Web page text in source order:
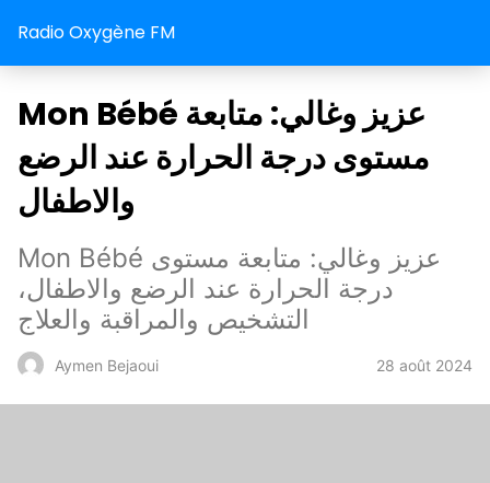
Radio Oxygène FM
Mon Bébé عزيز وغالي: متابعة
مستوى درجة الحرارة عند الرضع
والاطفال
Mon Bébé عزيز وغالي: متابعة مستوى
درجة الحرارة عند الرضع والاطفال،
التشخيص والمراقبة والعلاج
Aymen Bejaoui 28 août 2024